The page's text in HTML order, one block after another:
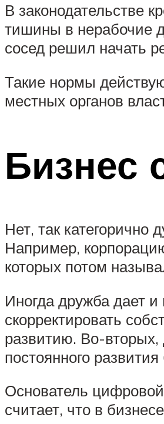
В законодательстве
тишины в нерабочие
сосед решил начать
Такие нормы
местных органов
Бизнес
Нет, так категорично
Например,
которых потом
Иногда дружба дает
скорректировать
развитию. Во-
постоянного развития
Основатель
считает, что в